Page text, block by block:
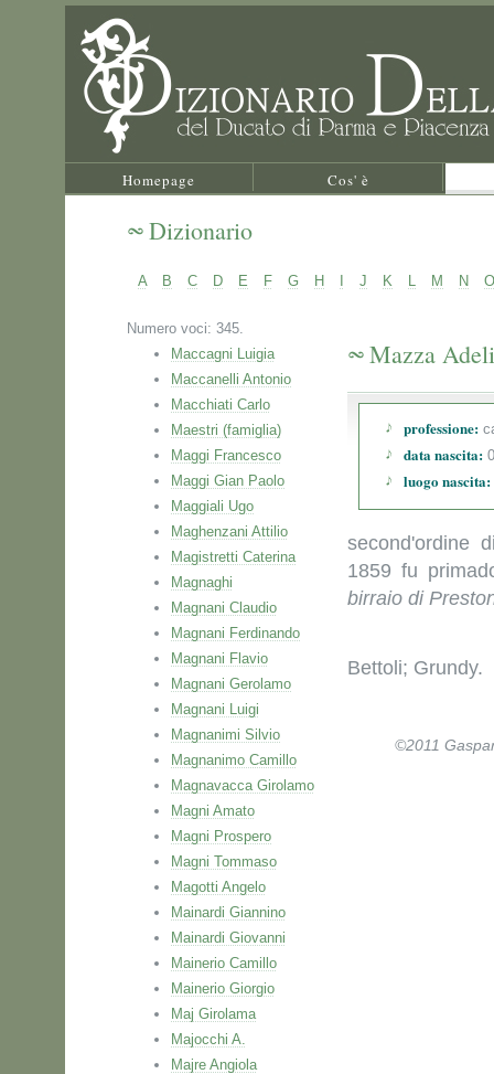
Homepage Cos' è
Dizionario
A B C D E F G H J K L M N O
Numero voci: 345.
Maccagni Luigia
Maccanelli Antonio
Macchiati Carlo
Maestri (famiglia)
Maggi Francesco
Maggi Gian Paolo
Maggiali Ugo
Maghenzani Attilio
Magistretti Caterina
Magnaghi
Magnani Claudio
Magnani Ferdinando
Magnani Flavio
Magnani Gerolamo
Magnani Luigi
Magnanimi Silvio
Magnanimo Camillo
Magnavacca Girolamo
Magni Amato
Magni Prospero
Magni Tommaso
Magotti Angelo
Mainardi Giannino
Mainardi Giovanni
Mainerio Camillo
Mainerio Giorgio
Maj Girolama
Majocchi A.
Majre Angiola
Mazza
professione:
data nascita:
luogo nascita:
second'ordine
1859 fu
birraio di
Bettoli; Grundy.
©2011